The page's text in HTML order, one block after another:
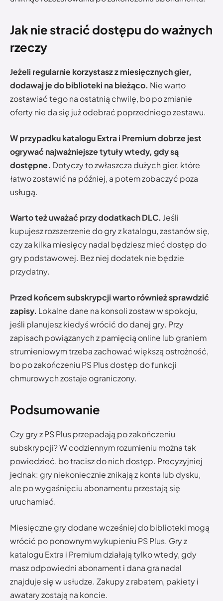
Jak nie stracić dostępu do ważnych
rzeczy
Jeżeli regularnie korzystasz z miesięcznych gier,
dodawaj je do biblioteki na bieżąco. Nie warto
zostawiać tego na ostatnią chwilę, bo po zmianie
oferty nie da się już odebrać poprzedniego zestawu.
W przypadku katalogu Extra i Premium dobrze jest
ogrywać najważniejsze tytuły wtedy, gdy są
dostępne. Dotyczy to zwłaszcza dużych gier, które
łatwo zostawić na później, a potem zobaczyć poza
usługą.
Warto też uważać przy dodatkach DLC. Jeśli
kupujesz rozszerzenie do gry z katalogu, zastanów się,
czy za kilka miesięcy nadal będziesz mieć dostęp do
gry podstawowej. Bez niej dodatek nie będzie
przydatny.
Przed końcem subskrypcji warto również sprawdzić
zapisy. Lokalne dane na konsoli zostaw w spokoju,
jeśli planujesz kiedyś wrócić do danej gry. Przy
zapisach powiązanych z pamięcią online lub graniem
strumieniowym trzeba zachować większą ostrożność,
bo po zakończeniu PS Plus dostęp do funkcji
chmurowych zostaje ograniczony.
Podsumowanie
Czy gry z PS Plus przepadają po zakończeniu
subskrypcji? W codziennym rozumieniu można tak
powiedzieć, bo tracisz do nich dostęp. Precyzyjniej
jednak: gry niekoniecznie znikają z konta lub dysku,
ale po wygaśnięciu abonamentu przestają się
uruchamiać.
Miesięczne gry dodane wcześniej do biblioteki mogą
wrócić po ponownym wykupieniu PS Plus. Gry z
katalogu Extra i Premium działają tylko wtedy, gdy
masz odpowiedni abonament i dana gra nadal
znajduje się w usłudze. Zakupy z rabatem, pakiety i
awatary zostają na koncie.